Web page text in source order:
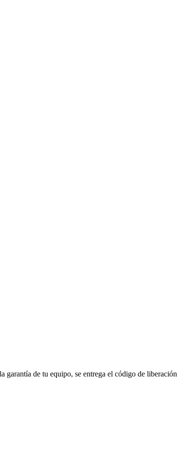
de tu equipo, se entrega el código de liberación